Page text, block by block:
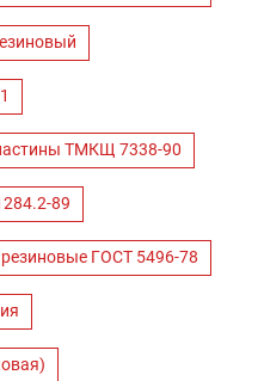
ТМКЩ 7338-90
89
ГОСТ 5496-78